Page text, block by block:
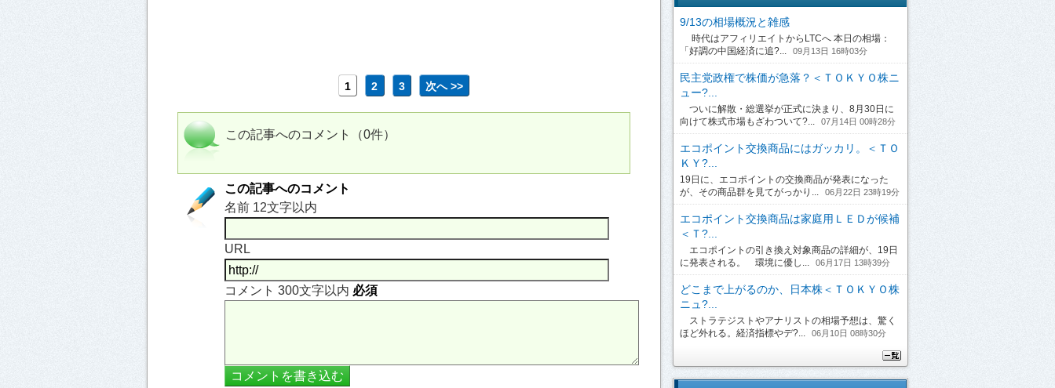
1 2 3 次へ >>
この記事へのコメント（0件）
この記事へのコメント
名前 12文字以内
URL
コメント 300文字以内 必須
9/13の相場概況と雑感
時代はアフィリエイトからLTCへ 本日の相場：
「好調の中国経済に追?...
09月13日 16時03分
民主党政権で株価が急落？＜ＴＯＫＹＯ株ニ
ュー?...
ついに解散・総選挙が正式に決まり、8月30日に
向けて株式市場もざわついて?...
07月14日 00時28分
エコポイント交換商品にはガッカリ。＜ＴＯ
ＫＹ?...
19日に、エコポイントの交換商品が発表になった
が、その商品群を見てがっかり...
06月22日 23時19分
エコポイント交換商品は家庭用ＬＥＤが候補
＜Ｔ?...
エコポイントの引き換え対象商品の詳細が、19日
に発表される。 環境に優し...
06月17日 13時39分
どこまで上がるのか、日本株＜ＴＯＫＹＯ株
ニュ?...
ストラテジストやアナリストの相場予想は、驚く
ほど外れる。経済指標やデ?...
06月10日 08時30分